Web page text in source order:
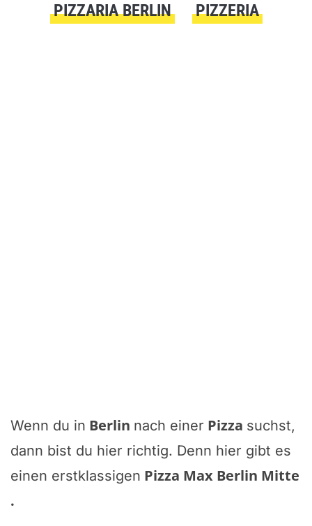
PIZZARIA BERLIN
PIZZERIA
Wenn du in Berlin nach einer Pizza suchst,
dann bist du hier richtig. Denn hier gibt es
einen erstklassigen Pizza Max Berlin Mitte
.